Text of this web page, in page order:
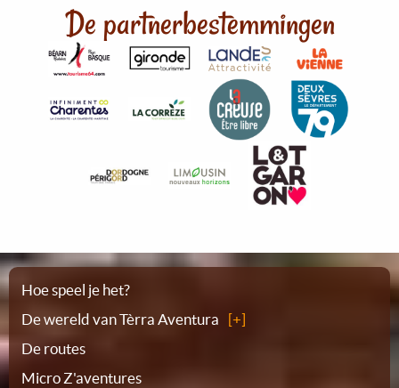
De partnerbestemmingen
Plattegrond
Hoe speel je het?
De wereld van Tèrra Aventura
De routes
Micro Z'aventures